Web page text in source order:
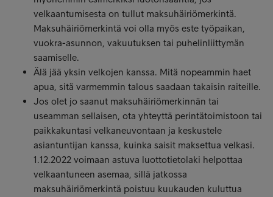
velkaantumisesta on tullut maksuhäiriömerkintä.
Maksuhäiriömerkintä voi olla myös este työpaikan,
vuokra-asunnon, vakuutuksen tai puhelinliittymän
saamiselle.
Älä jää yksin velkojen kanssa. Mitä nopeammin haet
apua, sitä varmemmin talous saadaan takaisin raiteille.
Jos olet jo saanut maksuhäiriömerkinnän tai
useamman sellaisen, ota yhteyttä perintätoimistoon tai
paikkakuntasi velkaneuvontaan ja keskustele
asiantuntijan kanssa, kuinka saisit maksettua velkasi.
1.12.2022 voimaan astuva luottotietolaki helpottaa
velkaantuneen asemaa, sillä jatkossa
maksuhäiriömerkintä poistuu kuukauden kuluttua